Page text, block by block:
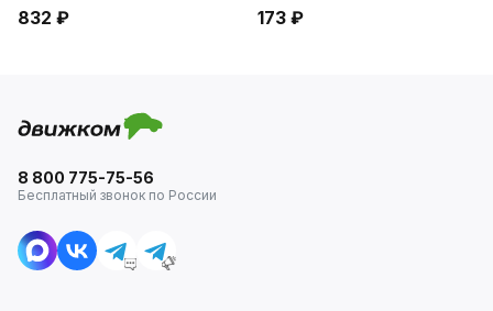
832 ₽ 173 ₽
8 800 775-75-56
Бесплатный звонок по России